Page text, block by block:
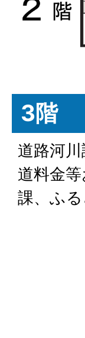
3階
道路河
道料金
課、ふ